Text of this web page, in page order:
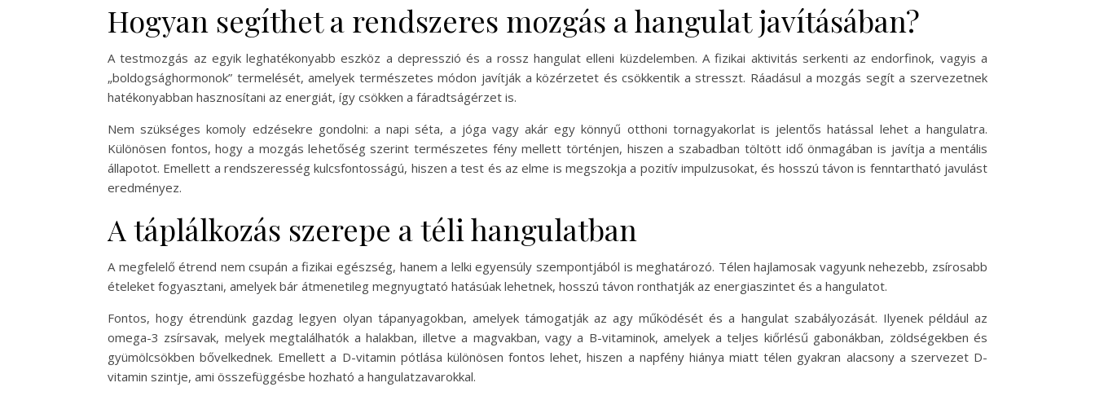
Hogyan segíthet a rendszeres mozgás a hangulat javításában?
A testmozgás az egyik leghatékonyabb eszköz a depresszió és a rossz hangulat elleni küzdelemben. A fizikai aktivitás serkenti az endorfinok, vagyis a
„boldogsághormonok” termelését, amelyek természetes módon javítják a közérzetet és csökkentik a stresszt. Ráadásul a mozgás segít a szervezetnek
hatékonyabban hasznosítani az energiát, így csökken a fáradtságérzet is.
Nem szükséges komoly edzésekre gondolni: a napi séta, a jóga vagy akár egy könnyű otthoni tornagyakorlat is jelentős hatással lehet a hangulatra.
Különösen fontos, hogy a mozgás lehetőség szerint természetes fény mellett történjen, hiszen a szabadban töltött idő önmagában is javítja a mentális
állapotot. Emellett a rendszeresség kulcsfontosságú, hiszen a test és az elme is megszokja a pozitív impulzusokat, és hosszú távon is fenntartható javulást
eredményez.
A táplálkozás szerepe a téli hangulatban
A megfelelő étrend nem csupán a fizikai egészség, hanem a lelki egyensúly szempontjából is meghatározó. Télen hajlamosak vagyunk nehezebb, zsírosabb
ételeket fogyasztani, amelyek bár átmenetileg megnyugtató hatásúak lehetnek, hosszú távon ronthatják az energiaszintet és a hangulatot.
Fontos, hogy étrendünk gazdag legyen olyan tápanyagokban, amelyek támogatják az agy működését és a hangulat szabályozását. Ilyenek például az
omega-3 zsírsavak, melyek megtalálhatók a halakban, illetve a magvakban, vagy a B-vitaminok, amelyek a teljes kiőrlésű gabonákban, zöldségekben és
gyümölcsökben bővelkednek. Emellett a D-vitamin pótlása különösen fontos lehet, hiszen a napfény hiánya miatt télen gyakran alacsony a szervezet D-
vitamin szintje, ami összefüggésbe hozható a hangulatzavarokkal.